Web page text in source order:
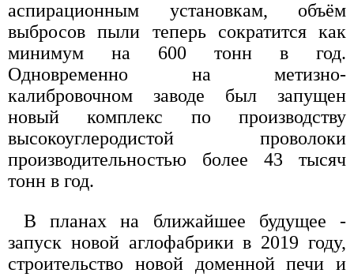
аспирационным установкам, объём
выбросов пыли теперь сократится как
минимум на 600 тонн в год.
Одновременно на метизно-
калибровочном заводе был запущен
новый комплекс по производству
высокоуглеродистой проволоки
производительностью более 43 тысяч
тонн в год.
В планах на ближайшее будущее -
запуск новой аглофабрики в 2019 году,
строительство новой доменной печи и